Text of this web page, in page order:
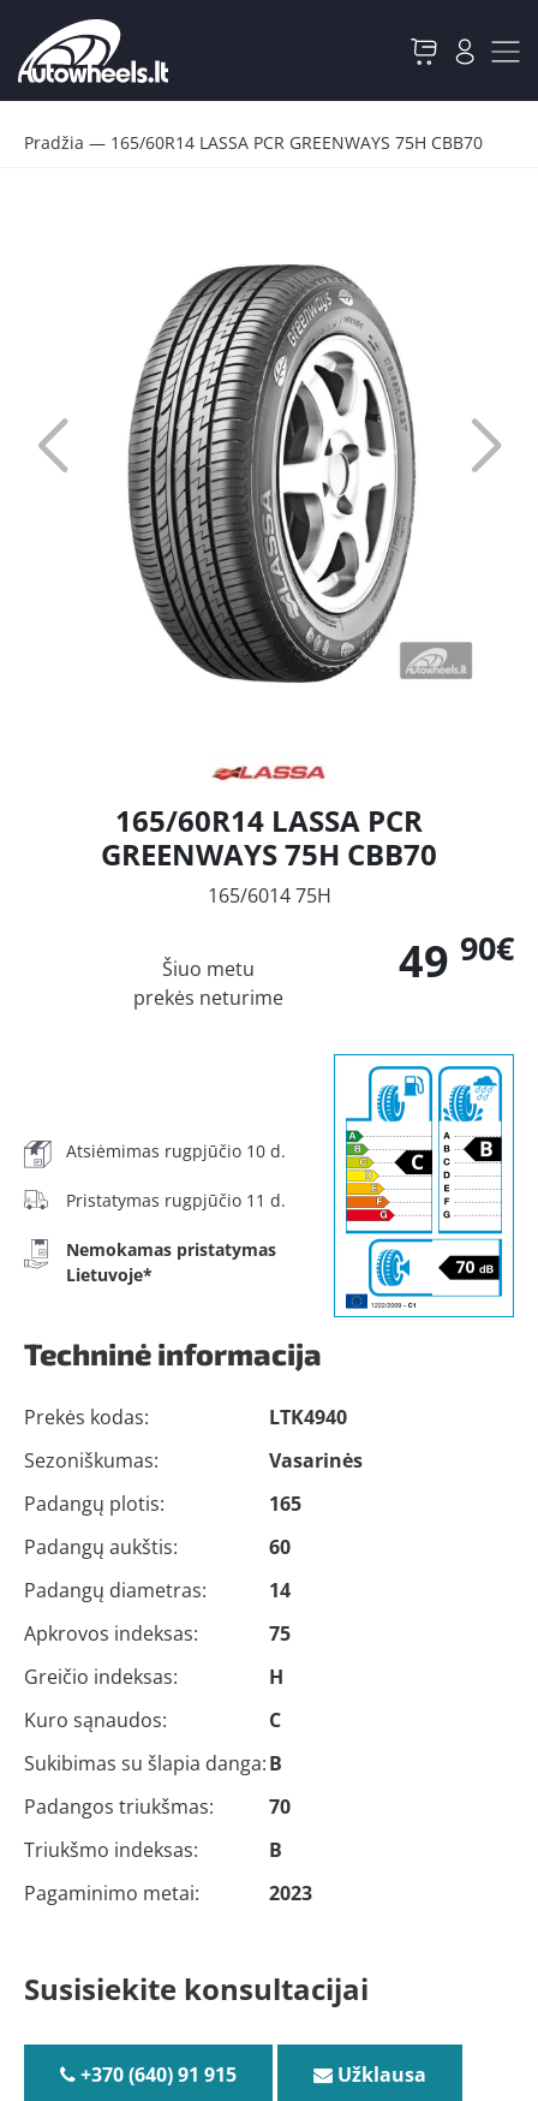
Pradžia — 165/60R14 LASSA PCR GREENWAYS 75H CBB70
165/60R14 LASSA PCR
GREENWAYS 75H CBB70
165/6014 75H
49 90€
Šiuo metu
prekės neturime
Atsiėmimas rugpjūčio 10 d.
Pristatymas rugpjūčio 11 d.
Nemokamas pristatymas
Lietuvoje*
Techninė informacija
Prekės kodas:
LTK4940
Sezoniškumas:
Vasarinės
Padangų plotis:
165
Padangų aukštis:
60
Padangų diametras:
14
Apkrovos indeksas:
75
Greičio indeksas:
H
Kuro sąnaudos:
C
Sukibimas su šlapia danga:B
Padangos triukšmas:
70
Triukšmo indeksas:
B
Pagaminimo metai:
2023
Susisiekite konsultacijai
+370 (640) 91 915 Užklausa